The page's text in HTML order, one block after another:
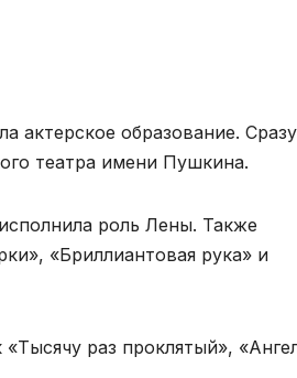
актерское образование. Сразу
театра имени Пушкина.
роль Лены. Также
«Бриллиантовая рука» и
раз проклятый»,